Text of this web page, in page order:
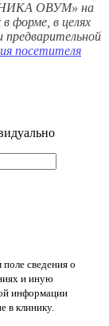
ОВУМ» на
форме, в целях
предварительной
посетителя
сведения о
и иную
информации
в клинику.